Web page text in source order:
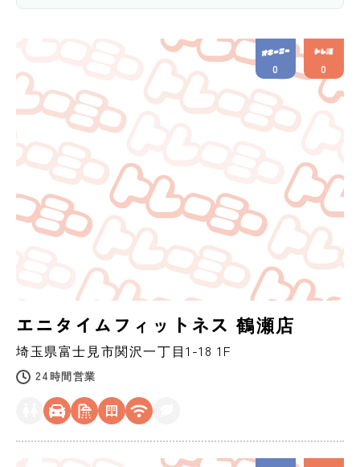
エニタイムフィットネス 鶴瀬店
埼玉県富士見市関沢一丁目1-18 1F
24時間営業
0 0